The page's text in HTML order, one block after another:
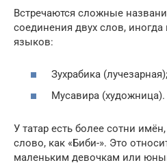
Встречаются сложные
соединения двух слов,
языков:
Зухрабика (лучезарная);
Мусавира (художница).
У татар есть более сотни
слово, как «Биби-». Это
маленьким девочкам или